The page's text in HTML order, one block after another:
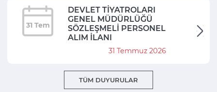
31 Tem
DEVLET TİYATROLARI
GENEL MÜDÜRLÜĞÜ
SÖZLEŞMELİ PERSONEL
ALIM İLANI
31 Temmuz 2026
TÜM DUYURULAR